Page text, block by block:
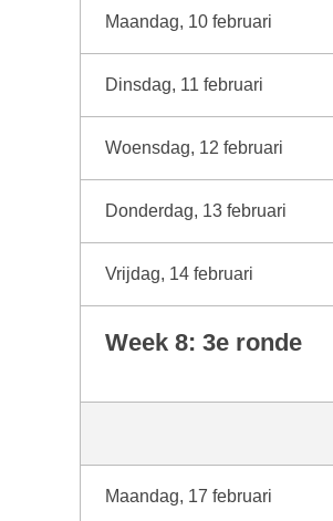
Maandag, 10 februari
Dinsdag, 11 februari
Woensdag, 12 februari
Donderdag, 13 februari
Vrijdag, 14 februari
Week 8: 3e ronde
Maandag, 17 februari